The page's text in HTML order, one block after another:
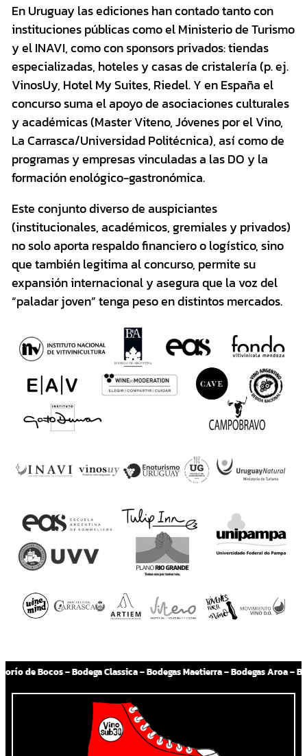
En Uruguay las ediciones han contado tanto con
instituciones públicas como el Ministerio de Turismo
y el INAVI, como con sponsors privados: tiendas
especializadas, hoteles y casas de cristalería (p. ej.
VinosUy, Hotel My Suites, Riedel. Y en España el
concurso suma el apoyo de asociaciones culturales
y académicas (Master Viteno, Jóvenes por el Vino,
La Carrasca/Universidad Politécnica), así como de
programas y empresas vinculadas a las DO y la
formación enológico-gastronómica.
Este conjunto diverso de auspiciantes
(institucionales, académicos, gremiales y privados)
no solo aporta respaldo financiero o logístico, sino
que también legitima al concurso, permite su
expansión internacional y asegura que la voz del
“paladar joven” tenga peso en distintos mercados.
– Carrascas – Bodegas La Aurora – Vides Singulares – Latidos Wines – Bodega Pirineos – Hacienda Albae – Pincerna – Bodegas Ainzón – Vinícola Salton – Familia Meli – Grupo Miolo – Ponto Nero – Nova Aliança – Los Cerros de San Juan – J. Chiappella – Piccardo – Bodega Boutique El Legado –